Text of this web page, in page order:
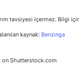
tavsiyesi içermez. Bilgi
kaynak: Benzinga
on Shutterstock.com